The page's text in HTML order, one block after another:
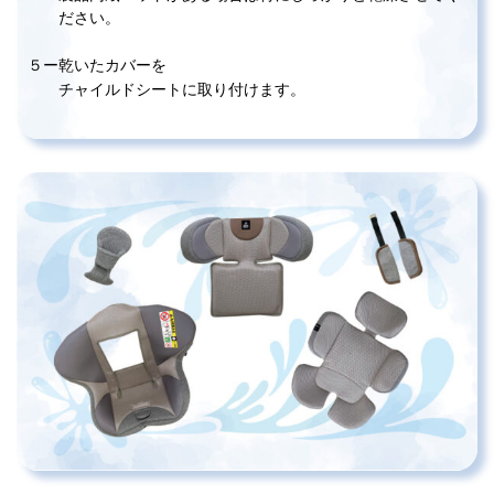
ださい。
５ー乾いたカバーを
チャイルドシートに取り付けます。